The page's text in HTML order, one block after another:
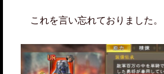
これを言い忘れておりました。